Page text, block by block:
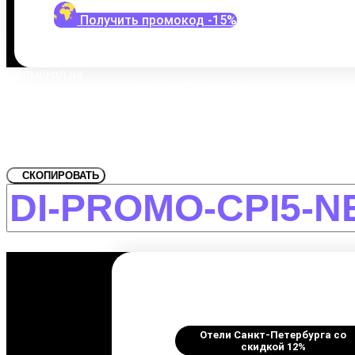
Получить промокод -15%
СКОПИРОВАТЬ
Отели Санкт-Петербурга со
скидкой 12%